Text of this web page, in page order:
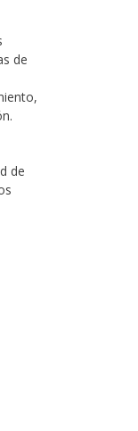
de
de